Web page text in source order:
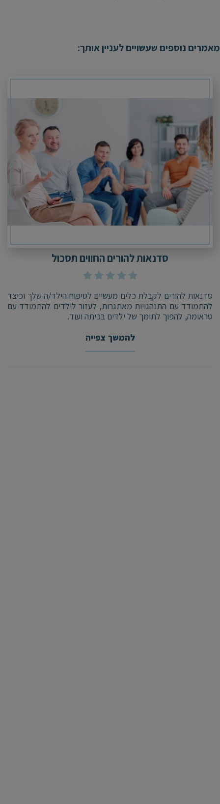
מאמרים נוספים שעשויים לעניין אותך:
סדנאות להורים החווים תסכול
סדנאות להורים לקבלת כלים מעשיים לטיפוח הילד/ה שלך וכיצד
להתמודד עם התנהגויות מאתגרות, לעזור לילדים להתמודד עם
טראומה, להפוך לתומך של ילדים בכיתה ועוד.
להמשך צפייה